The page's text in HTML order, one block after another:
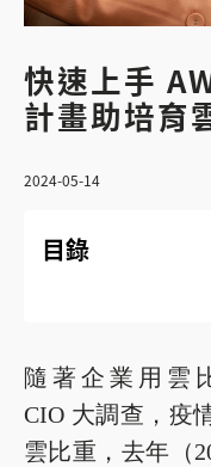
快速上手
計畫助培育
2024-05-14
目錄
隨著企業用雲
CIO 大調查，疫
雲比重，去年（